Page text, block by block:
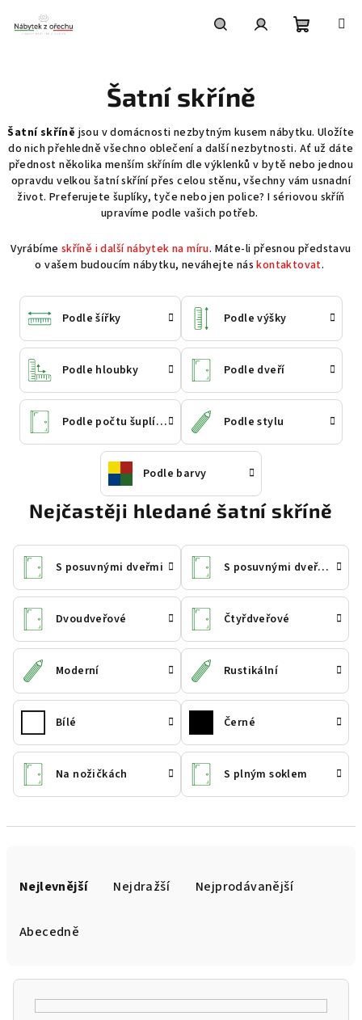
obsah
Šatní skříně
Šatní skříně jsou v domácnosti nezbytným kusem nábytku. Uložíte
do nich přehledně všechno oblečení a další nezbytnosti. Ať už dáte
přednost několika menším skříním dle výklenků v bytě nebo jednou
opravdu velkou šatní skříní přes celou stěnu, všechny vám usnadní
život. Preferujete šuplíky, tyče nebo jen police? I sériovou skříň
upravíme podle vašich potřeb.
Vyrábíme skříně i další nábytek na míru. Máte-li přesnou představu
o vašem budoucím nábytku, neváhejte náskontaktovat.
Podle šířky Podle výšky
Podle hloubky Podle dveří
Podle počtu šuplíků Podle stylu
Podle barvy
Nejčastěji hledané šatní skříně
S posuvnými dveřmi S posuvnými dveřmi a zrcadlem
Dvoudveřové Čtyřdveřové
Moderní Rustikální
Bílé Černé
Na nožičkách S plným soklem
Nejlevnější Nejdražší Nejprodávanější
Abecedně